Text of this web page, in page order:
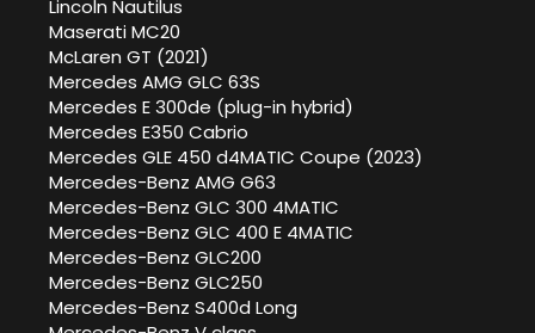
Lincoln Nautilus
Maserati MC20
McLaren GT (2021)
Mercedes AMG GLC 63S
Mercedes E 300de (plug-in hybrid)
Mercedes E350 Cabrio
Mercedes GLE 450 d4MATIC Coupe (2023)
Mercedes-Benz AMG G63
Mercedes-Benz GLC 300 4MATIC
Mercedes-Benz GLC 400 E 4MATIC
Mercedes-Benz GLC200
Mercedes-Benz GLC250
Mercedes-Benz S400d Long